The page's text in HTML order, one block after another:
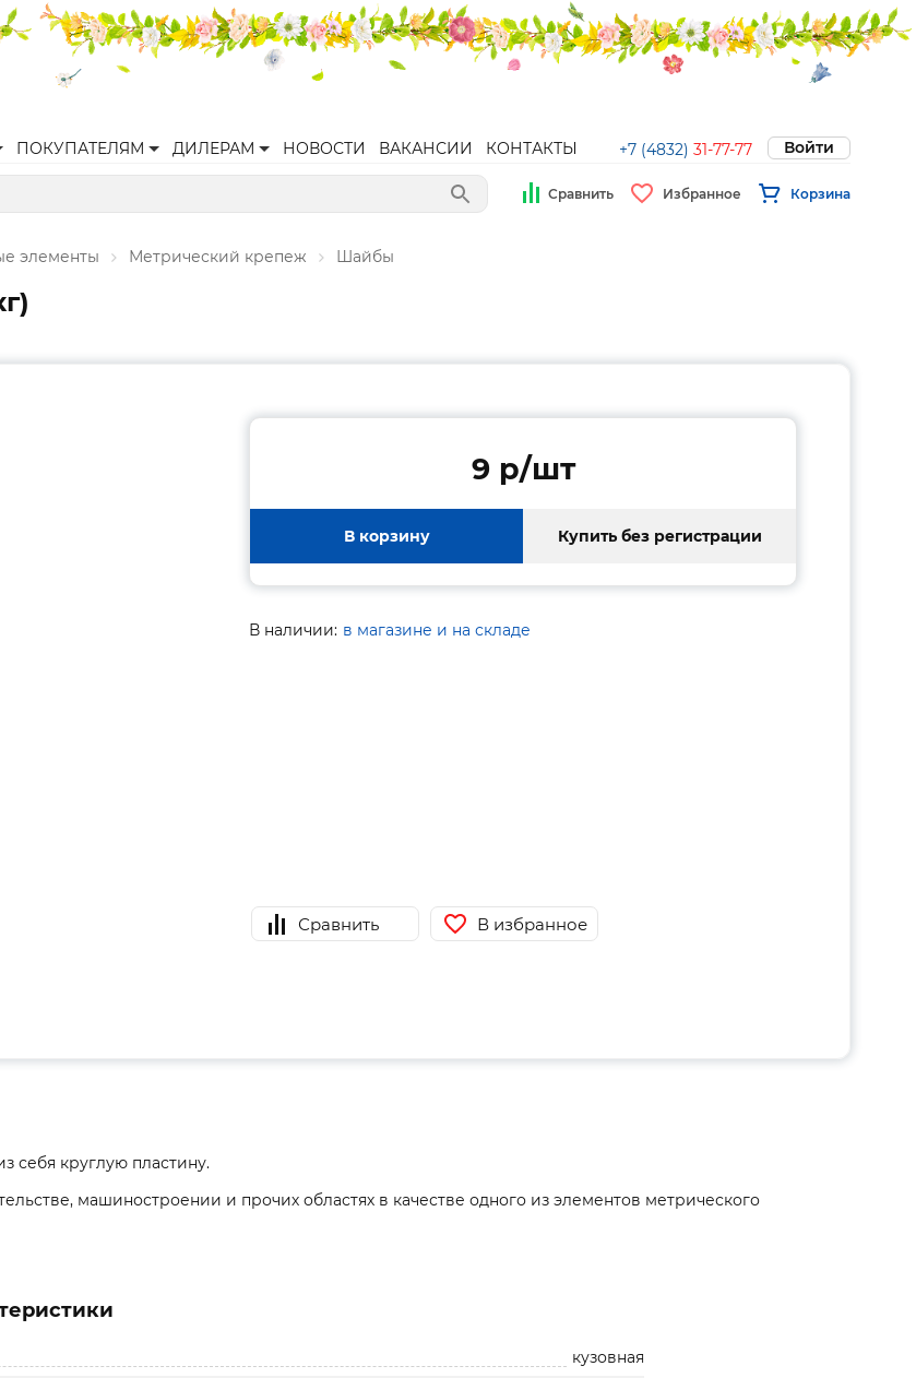
ПОКУПАТЕЛЯМ ДИЛЕРАМ НОВОСТИ ВАКАНСИИ КОНТАКТЫ +7 (4832) 31-77-77 Войти
Сравнить Избранное Корзина
элементы Метрический крепеж Шайбы
9 p/шт
В корзину Купить без регистрации
В наличии: в магазине и на складе
Сравнить В избранное
себя круглую пластину.
машиностроении и прочих областях в качестве одного из элементов метрического
кузовная